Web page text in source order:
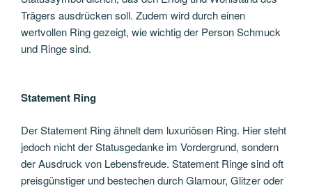
Trägers ausdrücken soll. Zudem wird durch einen
wertvollen Ring gezeigt, wie wichtig der Person Schmuck
und Ringe sind.
Statement Ring
Der Statement Ring ähnelt dem luxuriösen Ring. Hier steht
jedoch nicht der Statusgedanke im Vordergrund, sondern
der Ausdruck von Lebensfreude. Statement Ringe sind oft
preisgünstiger und bestechen durch Glamour, Glitzer oder